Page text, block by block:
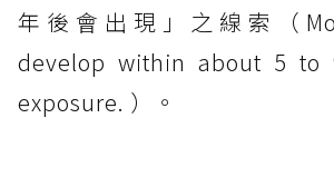
年後會出現」之線索（
develop within about 5 to
exposure. ）。